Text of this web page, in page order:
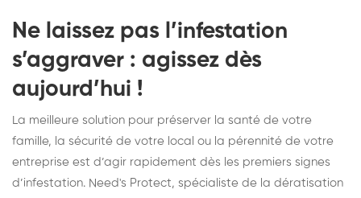
Ne laissez pas l’infestation
s’aggraver : agissez dès
aujourd’hui !
La meilleure solution pour préserver la santé de votre
famille, la sécurité de votre local ou la pérennité de votre
entreprise est d’agir rapidement dès les premiers signes
d’infestation. Need's Protect, spécialiste de la dératisation